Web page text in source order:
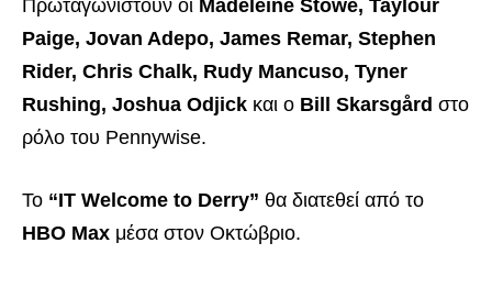
Πρωταγωνιστούν οι Madeleine Stowe, Taylour
Paige, Jovan Adepo, James Remar, Stephen
Rider, Chris Chalk, Rudy Mancuso, Tyner
Rushing, Joshua Odjick και ο Bill Skarsgård στο
ρόλο του Pennywise.
Το “IT Welcome to Derry” θα διατεθεί από το
HBO Max μέσα στον Οκτώβριο.